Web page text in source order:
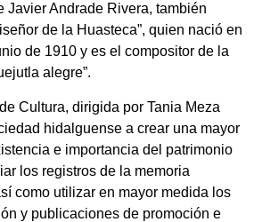
Javier Andrade Rivera, también
de la Huasteca”, quien nació en
de 1910 y es el compositor de la
alegre”.
Cultura, dirigida por Tania Meza
hidalguense a crear una mayor
e importancia del patrimonio
los registros de la memoria
como utilizar en mayor medida los
y publicaciones de promoción e